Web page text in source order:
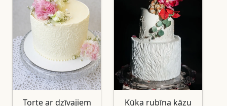
Torte ar dzīvajiem
Kūka rubīna kāzu